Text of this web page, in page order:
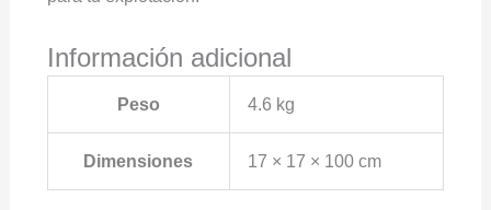
Información adicional
Peso 4.6 kg
Dimensiones 17 × 17 × 100 cm